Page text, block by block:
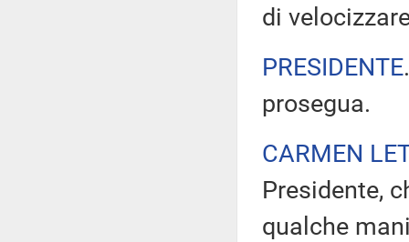
di
PRESIDENTE
prosegua.
CARMEN
Presidente,
qualche